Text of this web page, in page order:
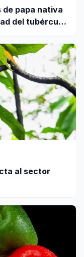
de papa nativa
del tubérculo
al sector